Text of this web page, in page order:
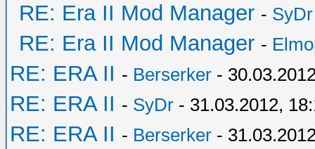
RE: Era II Mod Manager - SyDr
RE: Era II Mod Manager -
RE: ERA II - Berserker -
RE: ERA II - SyDr - 31.03.2012,
RE: ERA II - Berserker -